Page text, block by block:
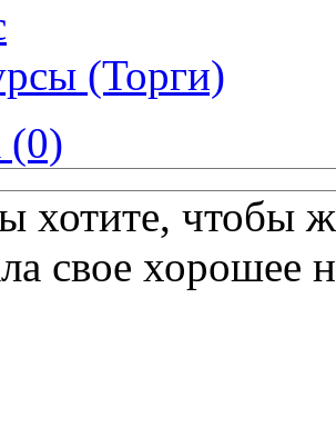
(Торги)
(0)
хотите, чтобы
свое хорошее